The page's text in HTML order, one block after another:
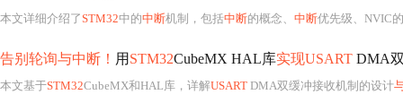
本文详细介绍了STM32中的中断机制，包括中断的概念、 中断优先级、NVIC
告别轮询与中断！ 用 STM32CubeMX HAL库实现USART DMA
本文基于STM32CubeMX和HAL库，详解USART DMA双缓冲接收机制的设计